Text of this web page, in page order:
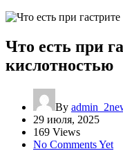
Что есть при
кислотностью
By
29 июля, 2025
169 Views
No Comments Yet